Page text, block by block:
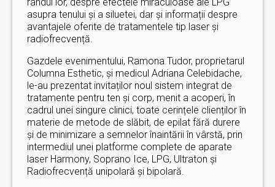
asupra tenului și a siluetei, dar și informații despre
avantajele oferite de tratamentele tip laser și
radiofrecvență.
Gazdele evenimentului, Ramona Tudor, proprietarul
Columna Esthetic, și medicul Adriana Celebidache,
le-au prezentat invitaților noul sistem integrat de
tratamente pentru ten și corp, menit a acoperi, în
cadrul unei singure clinici, toate cerințele clienților în
materie de metode de slăbit, de epilat fără durere
și de minimizare a semnelor înaintării în vârstă, prin
intermediul unei platforme complete de aparate
laser Harmony, Soprano Ice, LPG, Ultraton și
Radiofrecvență unipolară și bipolară.